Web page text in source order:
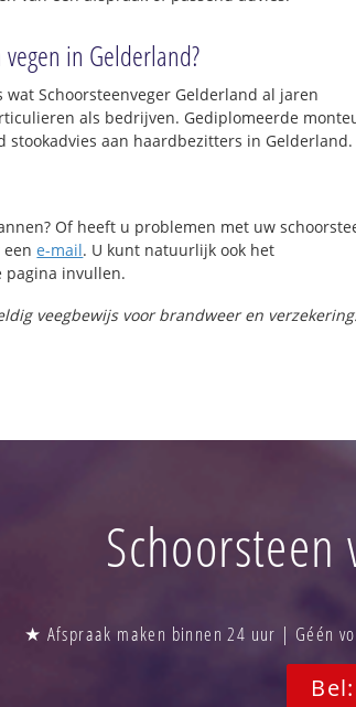
in Gelderland?
wat Schoorsteenveger Gelderland al jaren
als bedrijven. Gediplomeerde
stookadvies aan haardbezitters in Gelderland.
Of heeft u problemen met uw
eene-mail. U kunt natuurlijk ook het
pagina invullen.
veegbewijs voor brandweer en
Schoorsteen
★ Afspraak maken binnen 24 uur | Géén